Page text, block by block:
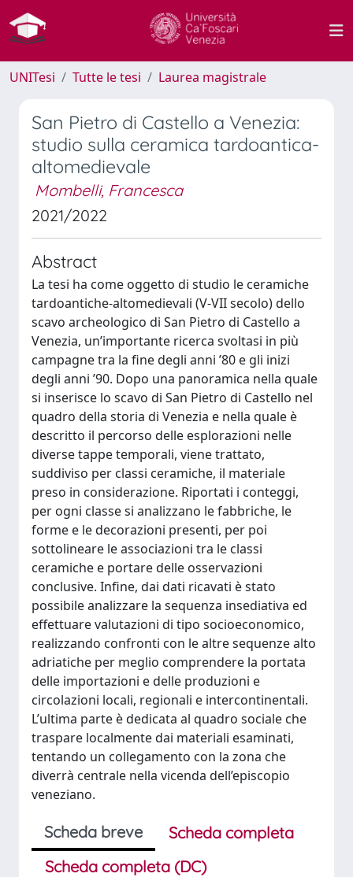
UNITesi Tutte le tesi Laurea magistrale
San Pietro di Castello a Venezia:
studio sulla ceramica tardoantica-
altomedievale
Mombelli, Francesca
2021/2022
Abstract
La tesi ha come oggetto di studio le ceramiche
tardoantiche-altomedievali (V-VII secolo) dello
scavo archeologico di San Pietro di Castello a
Venezia, un’importante ricerca svoltasi in più
campagne tra la fine degli anni ’80 e gli inizi
degli anni ’90. Dopo una panoramica nella quale
si inserisce lo scavo di San Pietro di Castello nel
quadro della storia di Venezia e nella quale è
descritto il percorso delle esplorazioni nelle
diverse tappe temporali, viene trattato,
suddiviso per classi ceramiche, il materiale
preso in considerazione. Riportati i conteggi,
per ogni classe si analizzano le fabbriche, le
forme e le decorazioni presenti, per poi
sottolineare le associazioni tra le classi
ceramiche e portare delle osservazioni
conclusive. Infine, dai dati ricavati è stato
possibile analizzare la sequenza insediativa ed
effettuare valutazioni di tipo socioeconomico,
realizzando confronti con le altre sequenze alto
adriatiche per meglio comprendere la portata
delle importazioni e delle produzioni e
circolazioni locali, regionali e intercontinentali.
L’ultima parte è dedicata al quadro sociale che
traspare localmente dai materiali esaminati,
tentando un collegamento con la zona che
diverrà centrale nella vicenda dell’episcopio
veneziano.
Scheda breve
Scheda completa
Scheda completa (DC)